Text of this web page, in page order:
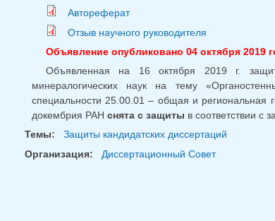
Автореферат
Отзыв научного руководителя
Объявление опубликовано 04 октября 2019
Объявленная на 16 октября 2019 г.
минералогических наук на тему
специальности 25.00.01 – общая и региональная
докембрия РАН снята с защиты в соответствии с
Темы:
Защиты кандидатских диссертаций
Организация:
Диссертационный Совет